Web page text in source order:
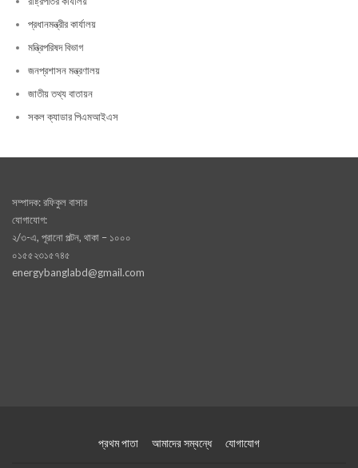
প্রধানমন্ত্রীর কার্যালয়
মন্ত্রিপরিষদ বিভাগ
জনপ্রশাসন মন্ত্রণালয়
জাতীয় তথ্য বাতায়ন
সকল ক্যাডার পিএমআইএস
সম্পাদক: রফিকুল বাসার
যোগাযোগ:
২/৩-এ, পূরানো পল্টন, থাকা – ১০০০
০১৫৫২৩১৫৭৪৫
energybanglabd@gmail.com
প্রথম পাতা আমাদের সম্বন্ধে যোগাযোগ